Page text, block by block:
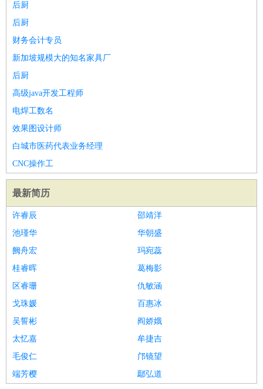
后厨
后厨
财务会计专员
新加坡规模大的知名家具厂
后厨
高级java开发工程师
电焊工数名
效果图设计师
白城市医药代表业务经理
CNC操作工
最新简历
许睿辰
邵靖洋
池瑾华
华朝盛
阙舟宏
玛宛蕊
桂睿晖
葛梅影
区睿珊
仇敏涵
戈珠媛
百惠冰
吴誓彬
阎娇娥
太忆嘉
牟捷吉
毛俊仁
邝镜望
端芳樱
鄢弘道